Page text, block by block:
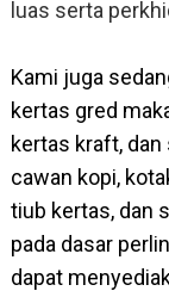
luas serta
Kami juga
kertas gred
kertas kraft,
cawan kopi,
tiub kertas, dan
pada dasar
dapat